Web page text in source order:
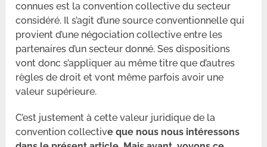
connues est la convention collective du secteur
considéré. Il s’agit d’une source conventionnelle qui
provient d’une négociation collective entre les
partenaires d’un secteur donné. Ses dispositions
vont donc s’appliquer au même titre que d’autres
règles de droit et vont même parfois avoir une
valeur supérieure.
C’est justement à cette valeur juridique de la
convention collective que nous nous intéressons